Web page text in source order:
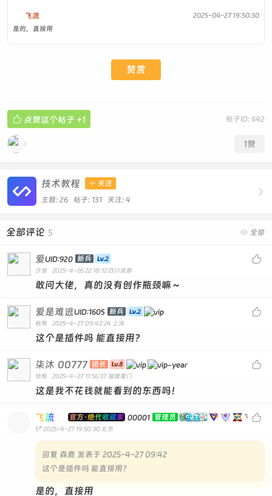
飞流
2025-04-27 19:50:30
是的，直接用
赞赏
帖子ID: 642
 点赞这个帖子 +1
1赞

技术教程  关注
主题: 26 帖子: 131 关注: 4
 全部
全部评论 5

爱UID:920 新兵
沙发 2025-4-26 22:18:12 四川成都
敢问大佬，真的没有创作瓶颈嘛～

爱是难逃UID:1605 新兵
板凳 2025-4-27 09:42:24 上海
这个是插件吗 能直接用？

柒沐 00777 团长
地板 2025-4-27 11:56:37 福建厦门
这是我不花钱就能看到的东西吗！

飞流 官方·绝代收藏家 00001 管理员
5# 2025-4-27 19:50:30 北京
回复 森鹿 发表于 2025-4-27 09:42
这个是插件吗 能直接用？
是的，直接用